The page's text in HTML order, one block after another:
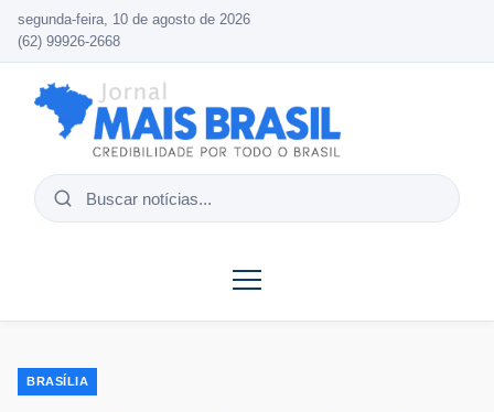
segunda-feira, 10 de agosto de 2026
(62) 99926-2668
Buscar
BRASÍLIA